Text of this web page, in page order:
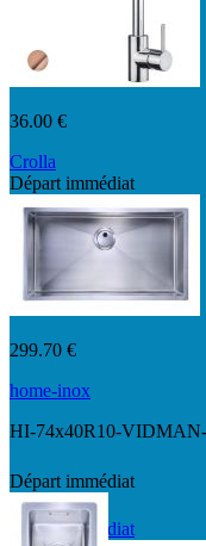
36.00 €
Crolla
Départ immédiat
299.70 €
home-inox
HI-74x40R10-
Départ immédiat
Départ immédiat